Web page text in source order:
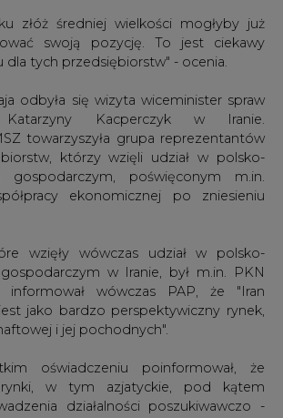
złóż średniej wielkości mogłyby już
swoją pozycję. To jest ciekawy
dla tych przedsiębiorstw" - ocenia.
odbyła się wizyta wiceminister spraw
Katarzyny Kacperczyk w Iranie.
towarzyszyła grupa reprezentantów
którzy wzięli udział w polsko-
gospodarczym, poświęconym m.in.
ekonomicznej po zniesieniu
wzięły wówczas udział w polsko-
w Iranie, był m.in. PKN
informował wówczas PAP, że "Iran
jako bardzo perspektywiczny rynek,
i jej pochodnych".
oświadczeniu poinformował, że
rynki, w tym azjatyckie, pod kątem
działalności poszukiwawczo -